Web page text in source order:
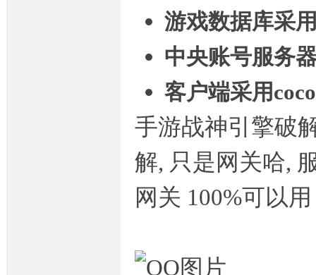
游戏数据库采
中央账号服务
客户端采用
手游战神引擎破
解, 只是网关哈,
网关 100%可以